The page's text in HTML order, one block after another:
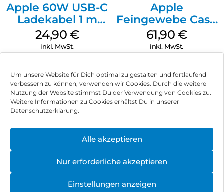
Um unsere Website für Dich optimal zu gestalten und fortlaufend
verbessern zu können, verwenden wir Cookies. Durch die weitere
Nutzung der Website stimmst Du der Verwendung von Cookies zu.
Weitere Informationen zu Cookies erhältst Du in unserer
Datenschutzerklärung.
Alle akzeptieren
Nur erforderliche akzeptieren
Einstellungen anzeigen
Apple 60W USB-C
Ladekabel 1 m
Weiß
24,90 €
inkl. MwSt.
Apple
Feingewebe Case
iPhone 15 Pro
MagSafe Schwarz
61,90 €
inkl. MwSt.
Impressum
Hinweis zur Batterieentsorgung